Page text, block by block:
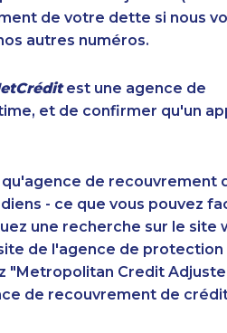
de votre dette si nous
autres numéros.
est une agence de
et de confirmer qu'un
de recouvrement
- ce que vous pouvez
une recherche sur le site
de l'agence de protection
"Metropolitan Credit
de recouvrement de